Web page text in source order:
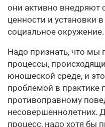
они активно внедряют
ценности и установки
социальное окружение.
Надо признать, что мы
процессы,
юношеской среде, и
проблемой в практике
противоправному
несовершеннолетних.
процесс, надо хотя бы